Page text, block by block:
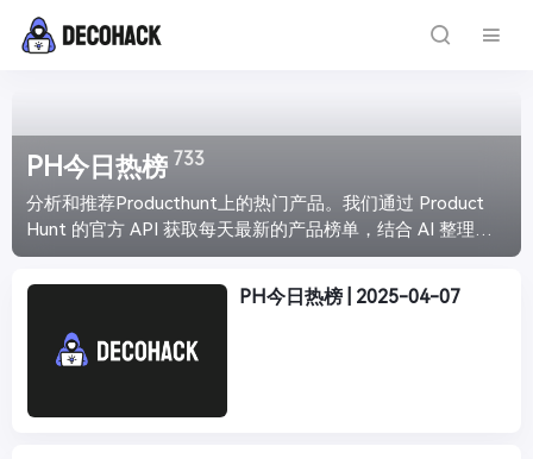
PH今日热榜 733
分析和推荐Producthunt上的热门产品。我们通过 Product
Hunt 的官方 API 获取每天最新的产品榜单，结合 AI 整理分
析，给你带来最直观的产品介绍，让你能够快速浏览最新最
火爆的产品趋势。每天下午4点准时更新。
PH今日热榜 | 2025-04-07